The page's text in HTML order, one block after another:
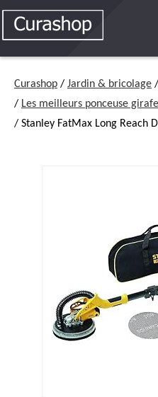
Curashop / Jardin & bricolage /
/ Les meilleurs ponceuse
/ Stanley FatMax Long Reach